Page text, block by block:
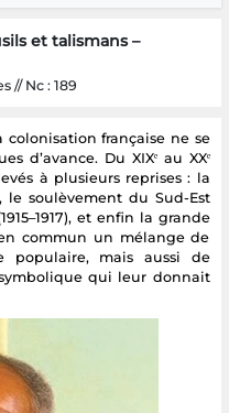
et talismans –
// Nc : 189
colonisation française ne se
d’avance. Du XIXᵉ au XXᵉ
à plusieurs reprises : la
le soulèvement du Sud-Est
et enfin la grande
commun un mélange de
populaire, mais aussi de
qui leur donnait